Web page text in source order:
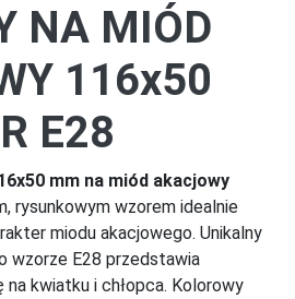
NA MIÓD
116x50
E28
mm na miód akacjowy
rysunkowym wzorem idealnie
miodu akacjowego. Unikalny
wzorze E28 przedstawia
kwiatku i chłopca. Kolorowy